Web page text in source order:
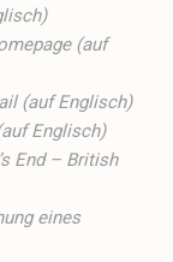
(auf
(auf Englisch)
Englisch)
End – British
eines